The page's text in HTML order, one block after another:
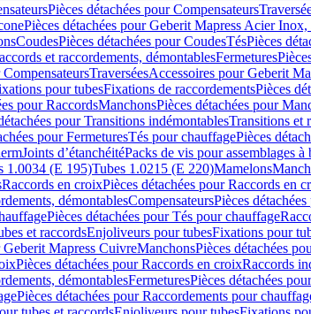
Pièces détachées pour Compensateurs
Pièces détachées pour Geberit Mapress Acier Inox,
CoudesPièces détachées pour CoudesTésPièces
et raccordements, démontablesFermetures
TraverséesAccessoires pour Geberit
pour tubesFixations de raccordementsPièces
pour RaccordsManchonsPièces détachées pour
pour Transitions indémontablesTransitions et
pour FermeturesTés pour chauffagePièces
Joints d’étanchéitéPacks de vis pour assemblages à
1.0034 (E 195)Tubes 1.0215 (E 220)Mamelons
Raccords en croixPièces détachées pour Raccords en
démontablesCompensateursPièces
Pièces détachées pour Tés pour chauffage
et raccordsEnjoliveurs pour tubesFixations pour
Geberit Mapress CuivreManchonsPièces détachées
Pièces détachées pour Raccords en croixRaccords
démontablesFermeturesPièces détachées
Pièces détachées pour Raccordements pour